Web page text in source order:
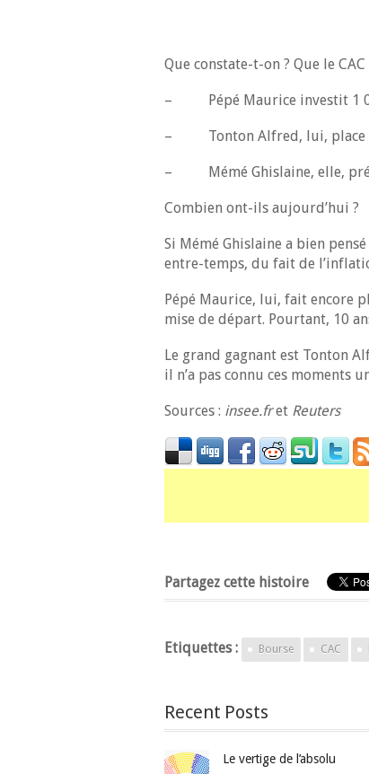
Que constate-t-on ? Que le
– Pépé Maurice investit 1
– Tonton Alfred, lui, place
– Mémé Ghislaine, elle,
Combien ont-ils aujourd’hui ?
Si Mémé Ghislaine a bien
entre-temps, du fait de
Pépé Maurice, lui, fait encore
mise de départ. Pourtant, 10
Le grand gagnant est Tonton
il n’a pas connu ces moments
Sources : insee.fret Reuters
Partagez cette histoire
Etiquettes : Bourse CAC
Recent Posts
Le vertige de l’absolu